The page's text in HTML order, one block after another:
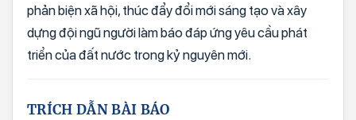
phản biện xã hội, thúc đẩy đổi mới sáng tạo và xây
dựng đội ngũ người làm báo đáp ứng yêu cầu phát
triển của đất nước trong kỷ nguyên mới.
TRÍCH DẪN BÀI BÁO